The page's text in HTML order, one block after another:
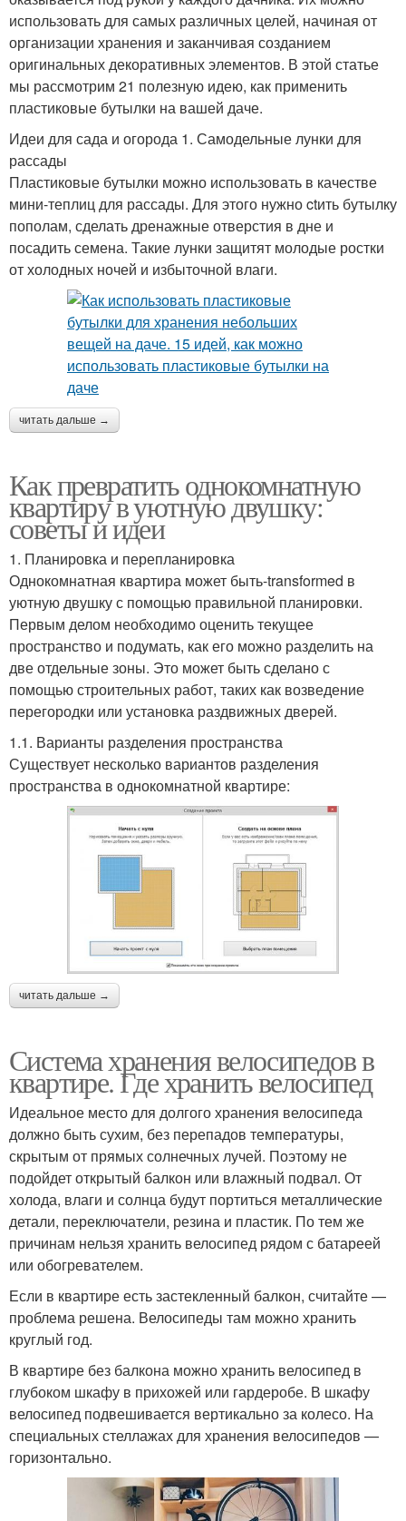
использовать для самых различных целей, начиная от
организации хранения и заканчивая созданием
оригинальных декоративных элементов. В этой статье
мы рассмотрим 21 полезную идею, как применить
пластиковые бутылки на вашей даче.
Идеи для сада и огорода 1. Самодельные лунки для
рассады
Пластиковые бутылки можно использовать в качестве
мини-теплиц для рассады. Для этого нужно ctить бутылку
пополам, сделать дренажные отверстия в дне и
посадить семена. Такие лунки защитят молодые ростки
от холодных ночей и избыточной влаги.
читать дальше →
Как превратить однокомнатную
квартиру в уютную двушку:
советы и идеи
1. Планировка и перепланировка
Однокомнатная квартира может быть-transformed в
уютную двушку с помощью правильной планировки.
Первым делом необходимо оценить текущее
пространство и подумать, как его можно разделить на
две отдельные зоны. Это может быть сделано с
помощью строительных работ, таких как возведение
перегородки или установка раздвижных дверей.
1.1. Варианты разделения пространства
Существует несколько вариантов разделения
пространства в однокомнатной квартире:
читать дальше →
Система хранения велосипедов в
квартире. Где хранить велосипед
Идеальное место для долгого хранения велосипеда
должно быть сухим, без перепадов температуры,
скрытым от прямых солнечных лучей. Поэтому не
подойдет открытый балкон или влажный подвал. От
холода, влаги и солнца будут портиться металлические
детали, переключатели, резина и пластик. По тем же
причинам нельзя хранить велосипед рядом с батареей
или обогревателем.
Если в квартире есть застекленный балкон, считайте —
проблема решена. Велосипеды там можно хранить
круглый год.
В квартире без балкона можно хранить велосипед в
глубоком шкафу в прихожей или гардеробе. В шкафу
велосипед подвешивается вертикально за колесо. На
специальных стеллажах для хранения велосипедов —
горизонтально.